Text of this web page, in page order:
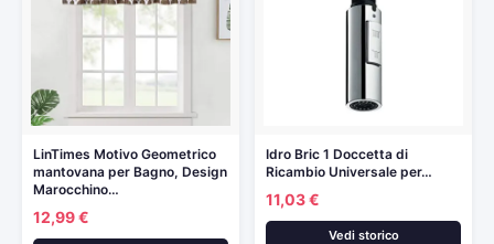
LinTimes Motivo Geometrico
mantovana per Bagno, Design
Marocchino…
12,99 €
Idro Bric 1 Doccetta di
Ricambio Universale per…
11,03 €
Vedi storico